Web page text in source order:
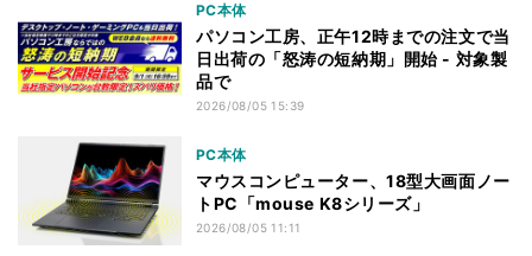
PC本体
パソコン工房、正午12時までの注文で当
日出荷の「怒涛の短納期」開始 - 対象製
品で
2026/08/05 15:39
PC本体
マウスコンピューター、18型大画面ノー
トPC「mouse K8シリーズ」
2026/08/05 11:11